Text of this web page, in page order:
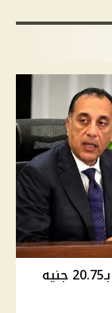
أسعار الوقود في مصر اليوم .. بنزين 80 بـ20.75 جنيه